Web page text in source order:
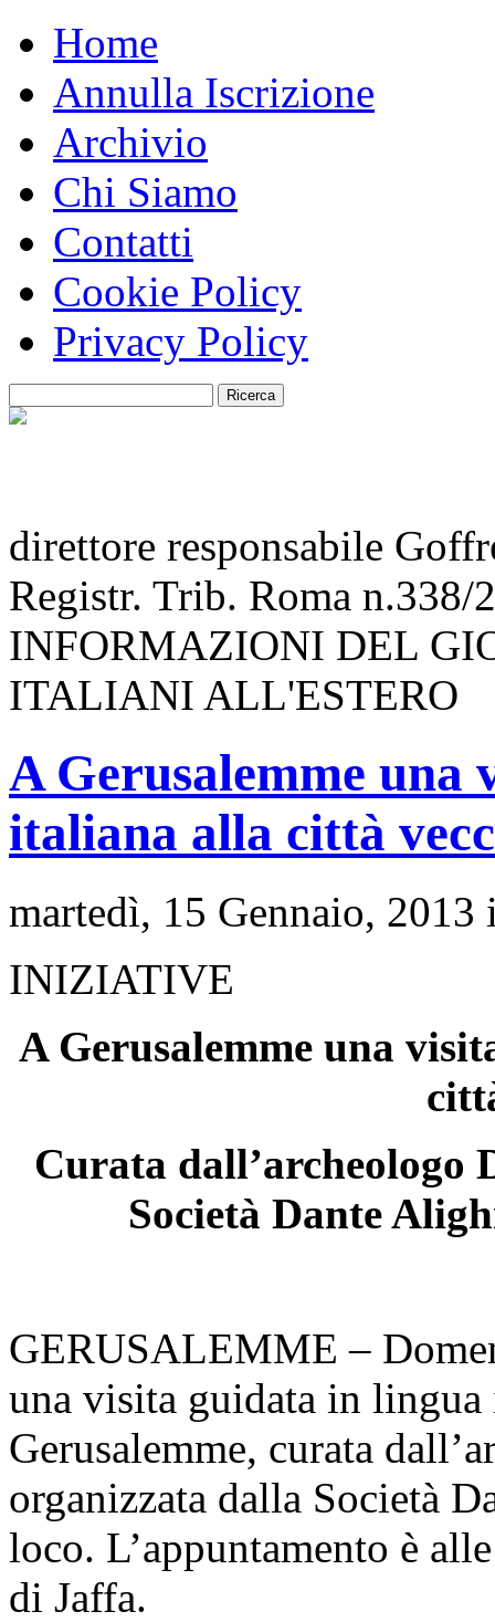
Home
Annulla Iscrizione
Archivio
Chi Siamo
Contatti
Cookie Policy
Privacy Policy
direttore responsabile
Registr. Trib. Roma n.338/
INFORMAZIONI DEL
ITALIANI ALL'ESTERO
A Gerusalemme
italiana alla città
martedì, 15 Gennaio,
INIZIATIVE
A Gerusalemme una
Curata dall’archeologo
Società Dante
GERUSALEMME –
una visita guidata in
Gerusalemme, curata
organizzata dalla Società
loco. L’appuntamento è
di Jaffa.